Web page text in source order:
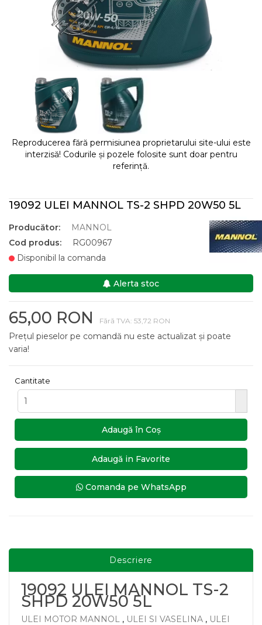
Reproducerea fără permisiunea proprietarului site-ului este
interzisă! Codurile și pozele folosite sunt doar pentru
referință.
19092 ULEI MANNOL TS-2 SHPD 20W50 5L
Producător:
MANNOL
Cod produs:
RG00967
Disponibil la comanda
Alerta stoc
65,00 RON Fără TVA: 53,72 RON
Prețul pieselor pe comandă nu este actualizat și poate
varia!
Cantitate
Adaugă în Coş
Adaugă in Favorite
Comanda pe WhatsApp
Descriere
19092 ULEI MANNOL TS-2
SHPD 20W50 5L
ULEI MOTOR MANNOL , ULEI SI VASELINA , ULEI